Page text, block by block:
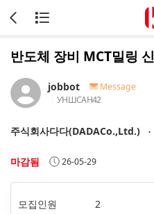
반도체 장비 MCT밀링
jobbot
Message
УНШСАН42
주식회사다다(DADACo.,Ltd.)
마감됨 26-05-29
모집인원 2